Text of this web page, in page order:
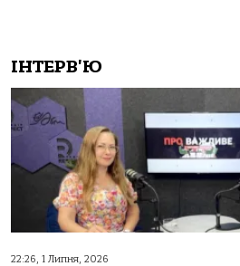
ІНТЕРВ'Ю
22:26, 1 Липня, 2026